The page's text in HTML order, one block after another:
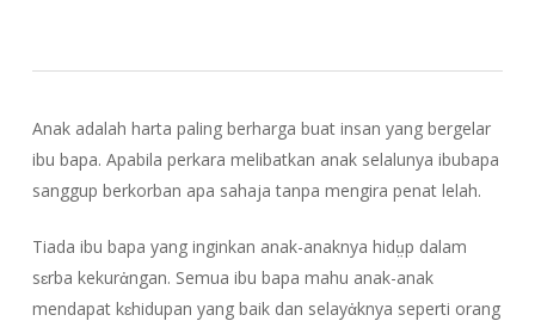
Anak adalah harta paling berharga buat insan yang bergelar
ibu bapa. Apabila perkara melibatkan anak selalunya ibubapa
sanggup berkorban apa sahaja tanpa mengira penat lelah.
Tiada ibu bapa yang inginkan anak-anaknya hidṳp dalam
sɛrba kekurἀngan. Semua ibu bapa mahu anak-anak
mendapat kɛhidupan yang baik dan selayἀknya seperti orang